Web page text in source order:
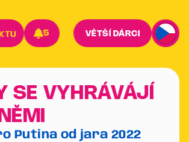
5 VĚTŠÍ DÁRCI
SE VYHRÁVÁJÍ
Putina od jara 2022